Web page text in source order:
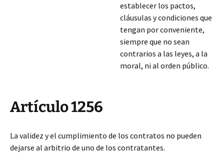
establecer los pactos,
cláusulas y condiciones que
tengan por conveniente,
siempre que no sean
contrarios a las leyes, a la
moral, ni al orden público.
Artículo 1256
La validez y el cumplimiento de los contratos no pueden
dejarse al arbitrio de uno de los contratantes.